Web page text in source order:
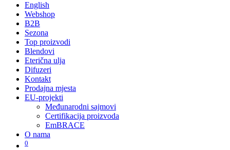
English
Webshop
B2B
Sezona
Top proizvodi
Blendovi
Eterična ulja
Difuzeri
Kontakt
Prodajna mjesta
EU-projekti
Međunarodni sajmovi
Certifikacija proizvoda
EmBRACE
O nama
0